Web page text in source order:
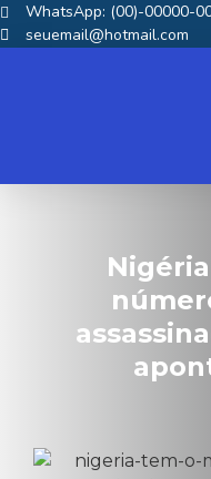
WhatsApp: (00)-00000-
seuemail@hotmail.com